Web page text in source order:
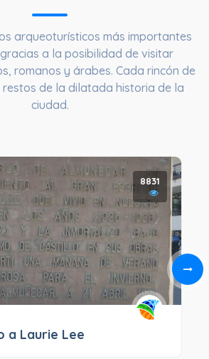
arqueoturísticos más importantes
a la posibilidad de visitar
romanos y árabes. Cada rincón de
restos de la dilatada historia de la
ciudad.
8831
a Laurie Lee